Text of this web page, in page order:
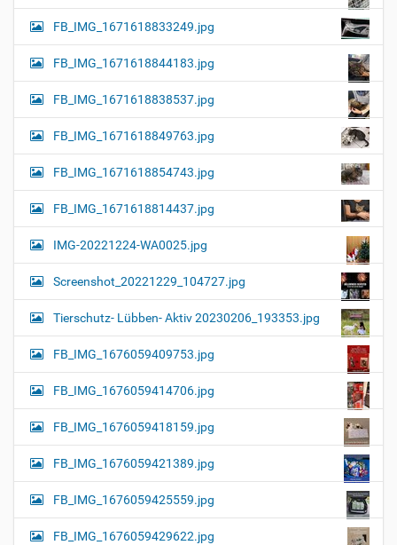
FB_IMG_1671618833249.jpg
FB_IMG_1671618844183.jpg
FB_IMG_1671618838537.jpg
FB_IMG_1671618849763.jpg
FB_IMG_1671618854743.jpg
FB_IMG_1671618814437.jpg
IMG-20221224-WA0025.jpg
Screenshot_20221229_104727.jpg
Tierschutz- Lübben- Aktiv 20230206_193353.jpg
FB_IMG_1676059409753.jpg
FB_IMG_1676059414706.jpg
FB_IMG_1676059418159.jpg
FB_IMG_1676059421389.jpg
FB_IMG_1676059425559.jpg
FB_IMG_1676059429622.jpg